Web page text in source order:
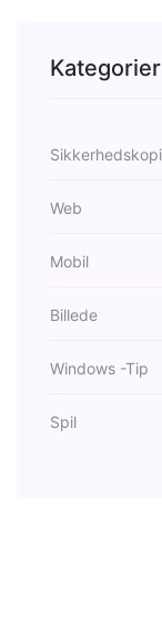
Kategorier
Web
Mobil
Billede
Windows -Tip
Spil